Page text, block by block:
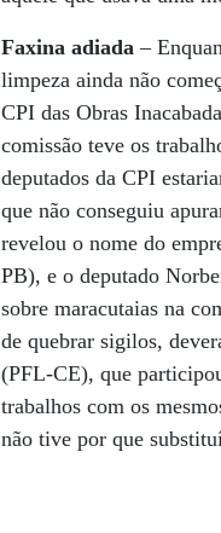
Faxina adiada–
limpeza ainda não
CPI das Obras
comissão teve os
deputados da CPI
que não conseguiu
revelou o nome do
PB), e o deputado
sobre maracutaias na
de quebrar sigilos,
(PFL-CE), que
trabalhos com os
não tive por que